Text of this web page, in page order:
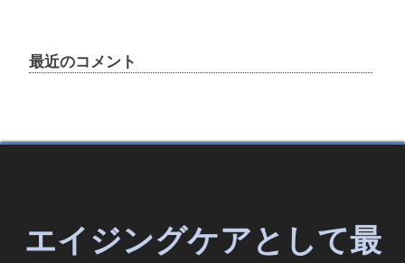
最近のコメント
エイジングケアとして最